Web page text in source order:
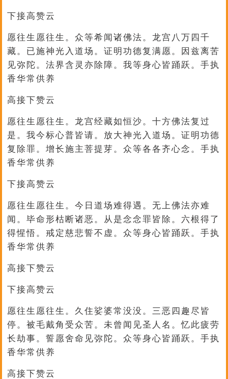
下接高赞云
愿往生愿往生。众等希闻诸佛法。龙宫八万四千
藏。已施神光入道场。证明功德复满愿。因兹离苦
见弥陀。法界含灵亦除障。我等身心皆踊跃。手执
香华常供养
高接下赞云
愿往生愿往生。龙宫经藏如恒沙。十方佛法复过
是。我今标心普皆请。放大神光入道场。证明功德
复除罪。增长施主菩提芽。众等各各齐心念。手执
香华常供养
下接高赞云
愿往生愿往生。今日道场难得遇。无上佛法亦难
闻。毕命形枯断诸恶。从是念念罪皆除。六根得了
得惺悟。戒定慈悲誓不虚。众等身心皆踊跃。手执
香华常供养
高接下赞云
下接高赞云
愿往生愿往生。久住娑婆常没没。三恶四趣尽皆
停。被毛戴角受众苦。未曾闻见圣人名。忆此疲劳
长劫事。誓愿舍命见弥陀。众等身心皆踊跃。手执
香华常供养
高接下赞云